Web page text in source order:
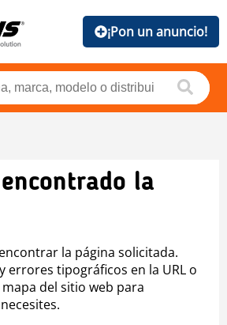
¡Pon un anuncio!
la
la página solicitada.
errores tipográficos en la URL o
del sitio web para